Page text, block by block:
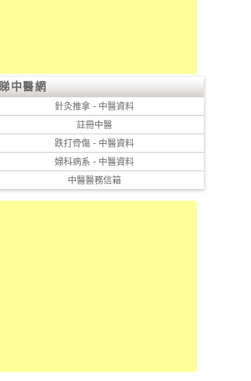
睇中醫網
針灸推拿 - 中醫資料
註冊中醫
跌打骨傷 - 中醫資料
婦科病系 - 中醫資料
中醫醫務信箱